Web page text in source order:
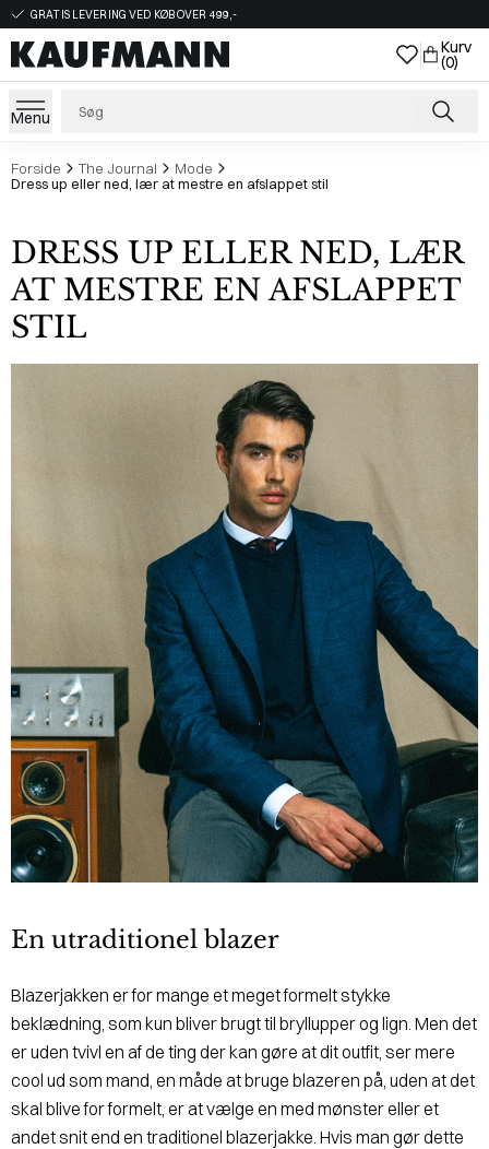
GRATIS LEVERING VED KØB OVER 499,-
Kurv
(0)
Menu
Forside The Journal
Mode
Dress up eller ned, lær at mestre en afslappet stil
DRESS UP ELLER NED, LÆR
AT MESTRE EN AFSLAPPET
STIL
En utraditionel blazer
Blazerjakken er for mange et meget formelt stykke
beklædning, som kun bliver brugt til bryllupper og lign. Men det
er uden tvivl en af de ting der kan gøre at dit outfit, ser mere
cool ud som mand, en måde at bruge blazeren på, uden at det
skal blive for formelt, er at vælge en med mønster eller et
andet snit end en traditionel blazerjakke. Hvis man gør dette